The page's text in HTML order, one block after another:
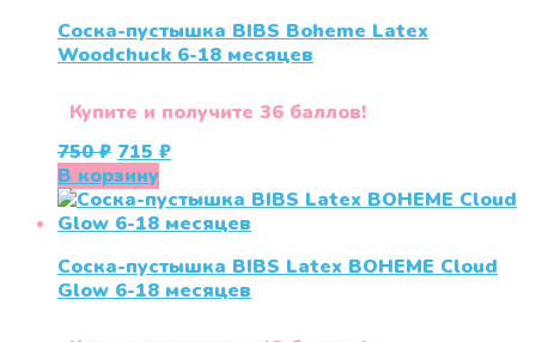
Соска-пустышка BIBS Boheme Latex
Woodchuck 6-18 месяцев
Купите и получите 36 баллов!
750₽ Первоначальная
цена
составляла
750 ₽.
715 ₽Текущая
715 ₽.
В корзину
Соска-пустышка BIBS Latex BOHEME Cloud
Glow 6-18 месяцев